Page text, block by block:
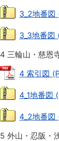
3_2地番図
3_3地番図
4 三輪山・慈恩
4 索引図
4_1地番図
4_2地番図
5 外山・忍阪・